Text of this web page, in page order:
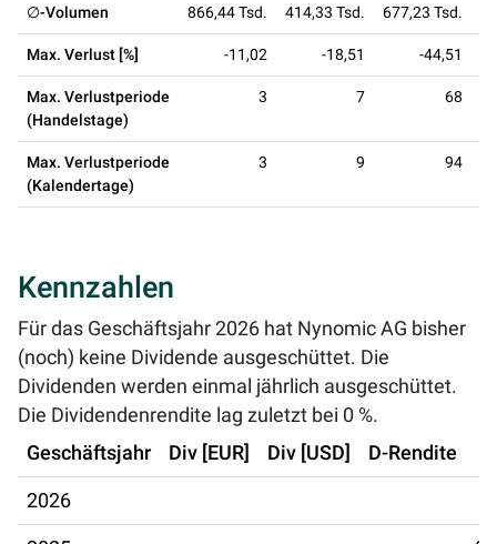
∅-Volumen 866,44 Tsd. 414,33 Tsd. 677,23 Tsd.
Max. Verlust [%] -11,02 -18,51 -44,51
Max. Verlustperiode
(Handelstage)
3 7 68
Max. Verlustperiode
(Kalendertage)
3 9 94
Kennzahlen
Für das Geschäftsjahr 2026 hat Nynomic AG bisher
(noch) keine Dividende ausgeschüttet. Die
Dividenden werden einmal jährlich ausgeschüttet.
Die Dividendenrendite lag zuletzt bei 0 %.
Geschäftsjahr
Div [EUR] Div [USD] D-Rendite
2026